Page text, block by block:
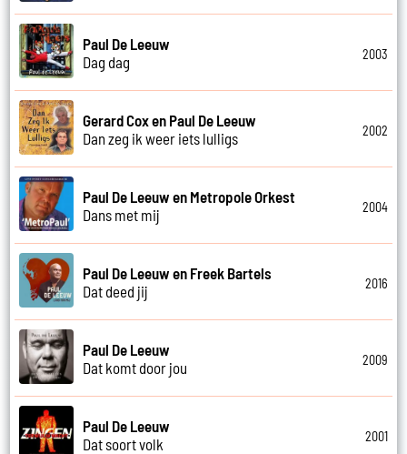
Paul De Leeuw
Dag dag
2003
Gerard Cox en Paul De Leeuw
Dan zeg ik weer iets lulligs
2002
Paul De Leeuw en Metropole Orkest
Dans met mij
2004
Paul De Leeuw en Freek Bartels
Dat deed jij
2016
Paul De Leeuw
Dat komt door jou
2009
Paul De Leeuw
Dat soort volk
2001